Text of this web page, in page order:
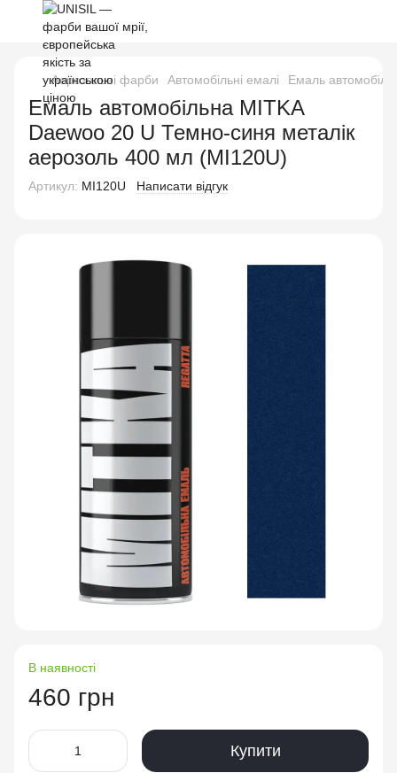
Аерозольні фарби Автомобільні емалі Емаль
Емаль автомобільна MITKA
Daewoo 20 U Темно-синя металік
аерозоль 400 мл (MI120U)
Артикул: MI120U Написати відгук
В наявності
460 грн
Купити